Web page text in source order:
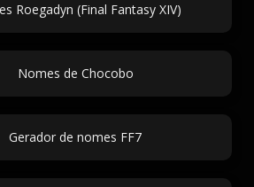
Roegadyn (Final Fantasy XIV)
Nomes de Chocobo
Gerador de nomes FF7